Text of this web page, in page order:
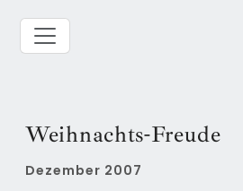
Weihnachts-Freude
Dezember 2007